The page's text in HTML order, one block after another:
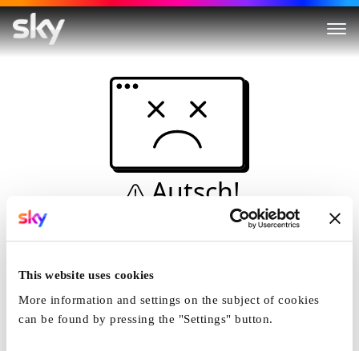
This website uses cookies
More information and settings on the subject of cookies
can be found by pressing the "Settings" button.
Autsch!
Diese Seite kann nicht